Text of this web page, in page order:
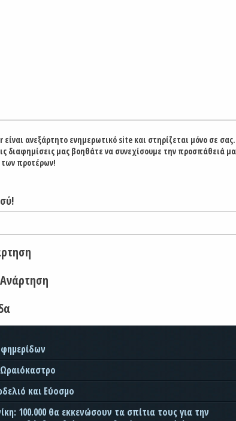
ανεξάρτητο ενημερωτικό site και στηρίζεται μόνο σε σας.
διαφημίσεις μας βοηθάτε να συνεχίσουμε την προσπάθειά
των προτέρων!
και Εύοσμο
100.000 θα εκκενώσουν τα σπίτια τους για την